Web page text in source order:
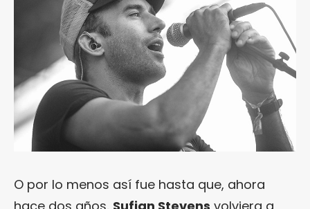
O por lo menos así fue hasta que, ahora